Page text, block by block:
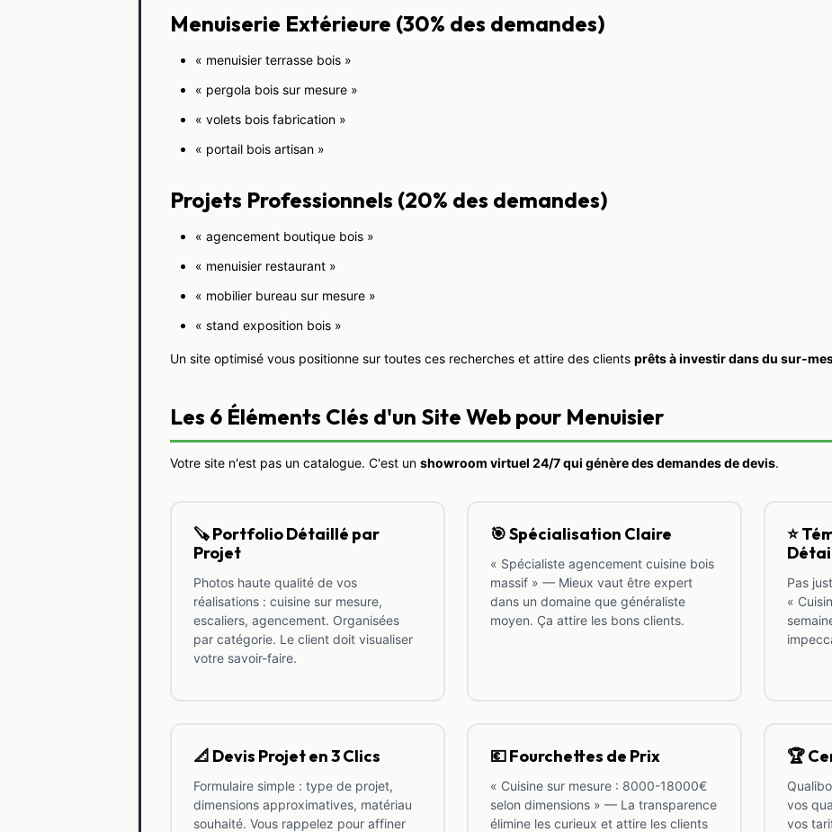
Menuiserie Extérieure (30% des demandes)
« menuisier terrasse bois »
« pergola bois sur mesure »
« volets bois fabrication »
« portail bois artisan »
Projets Professionnels (20% des demandes)
« agencement boutique bois »
« menuisier restaurant »
« mobilier bureau sur mesure »
« stand exposition bois »
Un site optimisé vous positionne sur toutes ces recherches et attire des clients prêts à investir dans du sur-
Les 6 Éléments Clés d'un Site Web pour Menuisier
Votre site n'est pas un catalogue. C'est un showroom virtuel 24/7 qui génère des demandes de devis.
🪚 Portfolio Détaillé par
Projet
Photos haute qualité de vos
réalisations : cuisine sur mesure,
escaliers, agencement. Organisées
par catégorie. Le client doit visualiser
votre savoir-faire.
🎯 Spécialisation Claire
« Spécialiste agencement cuisine bois
massif » — Mieux vaut être expert
dans un domaine que généraliste
moyen. Ça attire les bons clients.
⭐
Pas
«
📐 Devis Projet en 3 Clics
Formulaire simple : type de projet,
dimensions approximatives, matériau
souhaité. Vous rappelez pour affiner
💶 Fourchettes de Prix
« Cuisine sur mesure : 8000-18000€
selon dimensions » — La transparence
élimine les curieux et attire les clients
🏆
vos
vos